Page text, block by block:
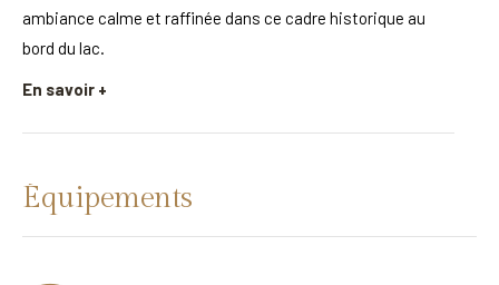
ambiance calme et raffinée dans ce cadre historique au
bord du lac.
En savoir +
Équipements